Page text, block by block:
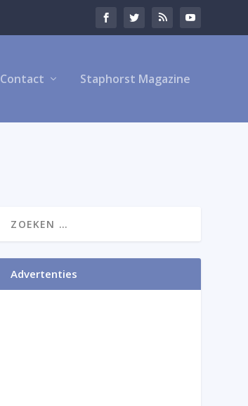
Contact Staphorst Magazine
Advertenties